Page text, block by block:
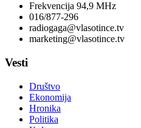
Frekvencija 94,9 MHz
016/877-296
radiogaga@vlasotince.tv
marketing@vlasotince.tv
Vesti
Društvo
Ekonomija
Hronika
Politika